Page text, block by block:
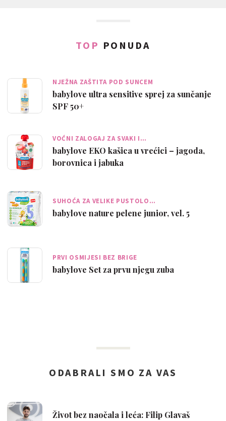
TOP PONUDA
NJEŽNA ZAŠTITA POD SUNCEM
babylove ultra sensitive sprej za sunčanje
SPF 50+
VOĆNI ZALOGAJ ZA SVAKI I…
babylove EKO kašica u vrećici – jagoda,
borovnica i jabuka
SUHOĆA ZA VELIKE PUSTOLO…
babylove nature pelene junior, vel. 5
PRVI OSMIJESI BEZ BRIGE
babylove Set za prvu njegu zuba